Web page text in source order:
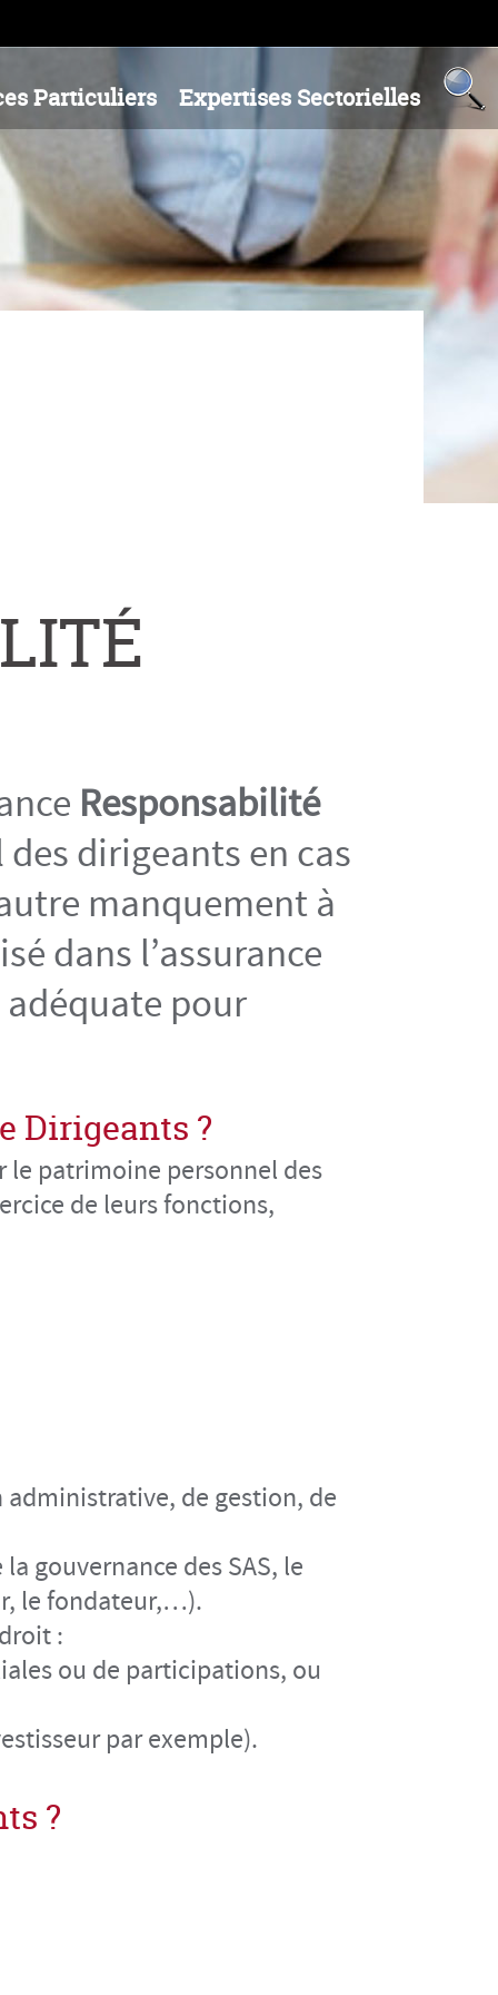
Particuliers Expertises Sectorielles
Responsabilité
dirigeants en cas
manquement à
dans l’assurance
pour
Dirigeants ?
le patrimoine personnel des
de leurs fonctions,
de gestion, de
gouvernance des SAS, le
le fondateur,…).
:
ou de participations, ou
par exemple).
?